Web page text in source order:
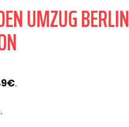
UMZUG BERLIN
.